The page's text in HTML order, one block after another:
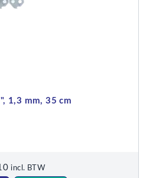
1,3 mm, 35 cm
incl. BTW